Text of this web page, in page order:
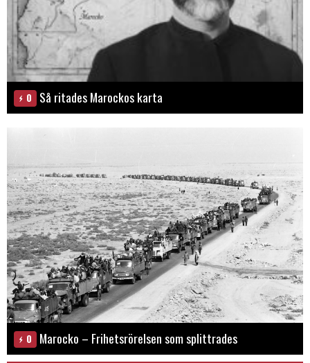
0 Så ritades Marockos karta
0 Marocko – Frihetsrörelsen som splittrades